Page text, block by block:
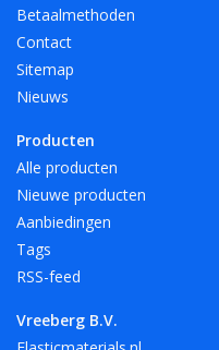
Speciaal voor A4 hebben
mm in het rood, wit en
en scherpe randen.
Betaalmethoden
Contact
Sitemap
Nieuws
Producten
Alle producten
Nieuwe producten
Aanbiedingen
Tags
RSS-feed
Vreeberg B.V.